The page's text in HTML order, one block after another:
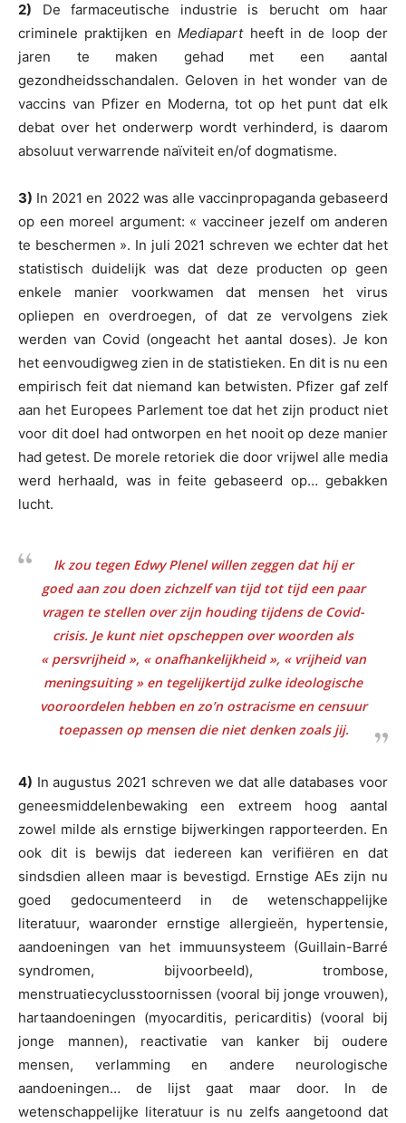
2) De farmaceutische industrie is berucht om haar
criminele praktijken enMediapartheeft in de loop der
jaren te maken gehad met een aantal
gezondheidsschandalen. Geloven in het wonder van de
vaccins van Pfizer en Moderna, tot op het punt dat elk
debat over het onderwerp wordt verhinderd, is daarom
absoluut verwarrende naïviteit en/of dogmatisme.
3) In 2021 en 2022 was alle vaccinpropaganda gebaseerd
op een moreel argument: « vaccineer jezelf om anderen
te beschermen ». In juli 2021 schreven we echter dat het
statistisch duidelijk was dat deze producten op geen
enkele manier voorkwamen dat mensen het virus
opliepen en overdroegen, of dat ze vervolgens ziek
werden van Covid (ongeacht het aantal doses). Je kon
het eenvoudigweg zien in de statistieken. En dit is nu een
empirisch feit dat niemand kan betwisten. Pfizer gaf zelf
aan het Europees Parlement toe dat het zijn product niet
voor dit doel had ontworpen en het nooit op deze manier
had getest. De morele retoriek die door vrijwel alle media
werd herhaald, was in feite gebaseerd op… gebakken
lucht.
Ik zou tegen Edwy Plenel willen zeggen dat hij er
goed aan zou doen zichzelf van tijd tot tijd een paar
vragen te stellen over zijn houding tijdens de Covid-
crisis. Je kunt niet opscheppen over woorden als
« persvrijheid », « onafhankelijkheid », « vrijheid van
meningsuiting » en tegelijkertijd zulke ideologische
vooroordelen hebben en zo’n ostracisme en censuur
toepassen op mensen die niet denken zoals jij.
4) In augustus 2021 schreven we dat alle databases voor
geneesmiddelenbewaking een extreem hoog aantal
zowel milde als ernstige bijwerkingen rapporteerden. En
ook dit is bewijs dat iedereen kan verifiëren en dat
sindsdien alleen maar is bevestigd. Ernstige AEs zijn nu
goed gedocumenteerd in de wetenschappelijke
literatuur, waaronder ernstige allergieën, hypertensie,
aandoeningen van het immuunsysteem (Guillain-Barré
syndromen, bijvoorbeeld), trombose,
menstruatiecyclusstoornissen (vooral bij jonge vrouwen),
hartaandoeningen (myocarditis, pericarditis) (vooral bij
jonge mannen), reactivatie van kanker bij oudere
mensen, verlamming en andere neurologische
aandoeningen… de lijst gaat maar door. In de
wetenschappelijke literatuur is nu zelfs aangetoond dat